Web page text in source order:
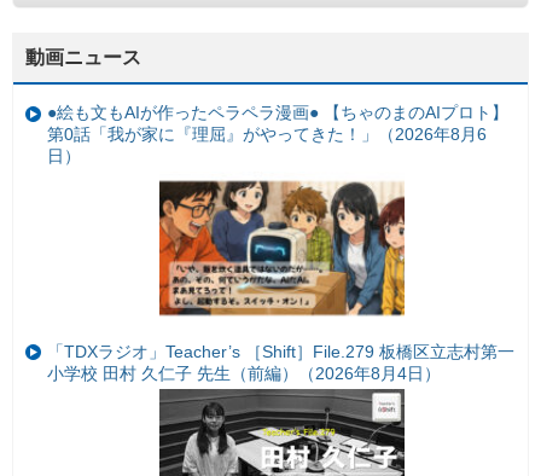
動画ニュース
●絵も文もAIが作ったペラペラ漫画● 【ちゃのまのAIプロト】
第0話「我が家に『理屈』がやってきた！」（2026年8月6
日）
「TDXラジオ」Teacher’s ［Shift］File.279 板橋区立志村第一
小学校 田村 久仁子 先生（前編）（2026年8月4日）